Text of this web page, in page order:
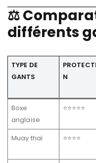
⚖️
différents
TYPE DE
GANTS
N
Boxe
anglaise
⭐⭐⭐⭐⭐
Muay thaï
⭐⭐⭐⭐